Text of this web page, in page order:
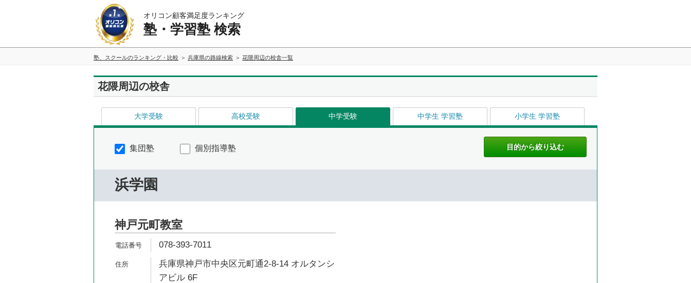
オリコン顧客満足度ランキング
塾・学習塾 検索
塾、スクールのランキング・比較 兵庫県の路線検索 花隈周辺の校舎一覧
花隈周辺の校舎
大学受験 高校受験 中学受験 中学生 学習塾 小学生 学習塾
集団塾 個別指導塾
浜学園
神戸元町教室
078-393-7011
兵庫県神戸市中央区元町通2-8-14 オルタンシ
アビル 6F